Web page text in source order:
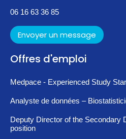
06 16 63 36 85
Envoyer un message
Offres d'emploi
Medpace - Experienced Study
Analyste de données –
Deputy Director of the Secondary
position